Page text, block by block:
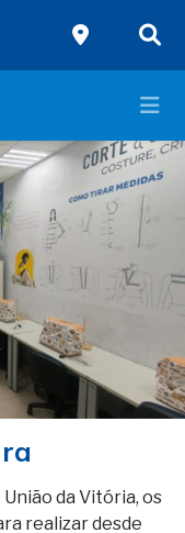
da Vitória, os
realizar desde